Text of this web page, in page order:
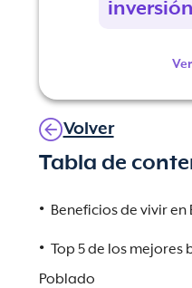
inversión
Volver
Tabla de
Beneficios de vivir
Top 5 de los mejores
Poblado